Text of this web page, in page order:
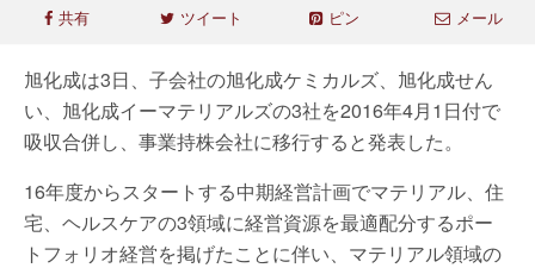
共有 ツイート ピン メール
旭化成は3日、子会社の旭化成ケミカルズ、旭化成せん
い、旭化成イーマテリアルズの3社を2016年4月1日付で
吸収合併し、事業持株会社に移行すると発表した。
16年度からスタートする中期経営計画でマテリアル、住
宅、ヘルスケアの3領域に経営資源を最適配分するポー
トフォリオ経営を掲げたことに伴い、マテリアル領域の